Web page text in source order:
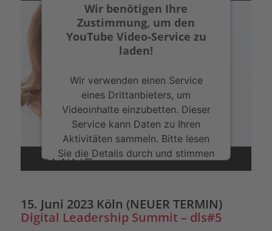
Wir benötigen Ihre
Zustimmung, um den
YouTube Video-Service zu
laden!
Wir verwenden einen Service
eines Drittanbieters, um
Videoinhalte einzubetten. Dieser
Service kann Daten zu Ihren
Aktivitäten sammeln. Bitte lesen
Sie die Details durch und stimmen
Mehr Informationen
TERMINE
15. Juni 2023 Köln (NEUER TERMIN)
Digital Leadership Summit – dls#5